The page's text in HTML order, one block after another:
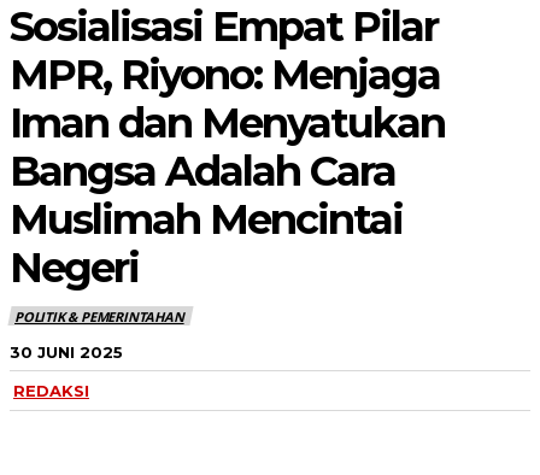
Sosialisasi Empat Pilar
MPR, Riyono: Menjaga
Iman dan Menyatukan
Bangsa Adalah Cara
Muslimah Mencintai
Negeri
POLITIK & PEMERINTAHAN
30 JUNI 2025
REDAKSI